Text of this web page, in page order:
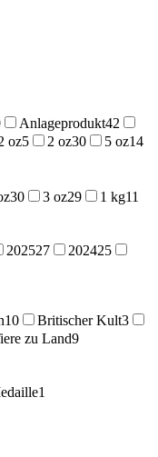
Anlageprodukt42
oz5 2 oz30 5 oz14
30 3 oz29 1 kg11
202527 202425
10 Britischer Kult3
zu Land9
1